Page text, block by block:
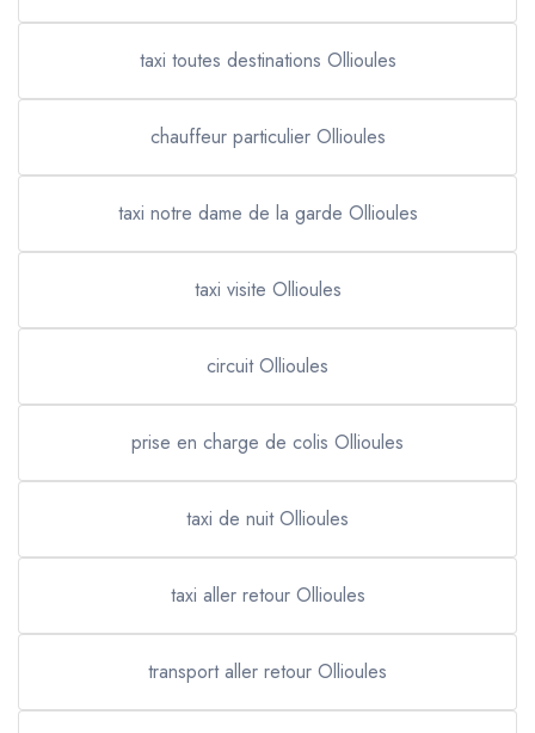
taxi toutes destinations Ollioules
chauffeur particulier Ollioules
taxi notre dame de la garde Ollioules
taxi visite Ollioules
circuit Ollioules
prise en charge de colis Ollioules
taxi de nuit Ollioules
taxi aller retour Ollioules
transport aller retour Ollioules